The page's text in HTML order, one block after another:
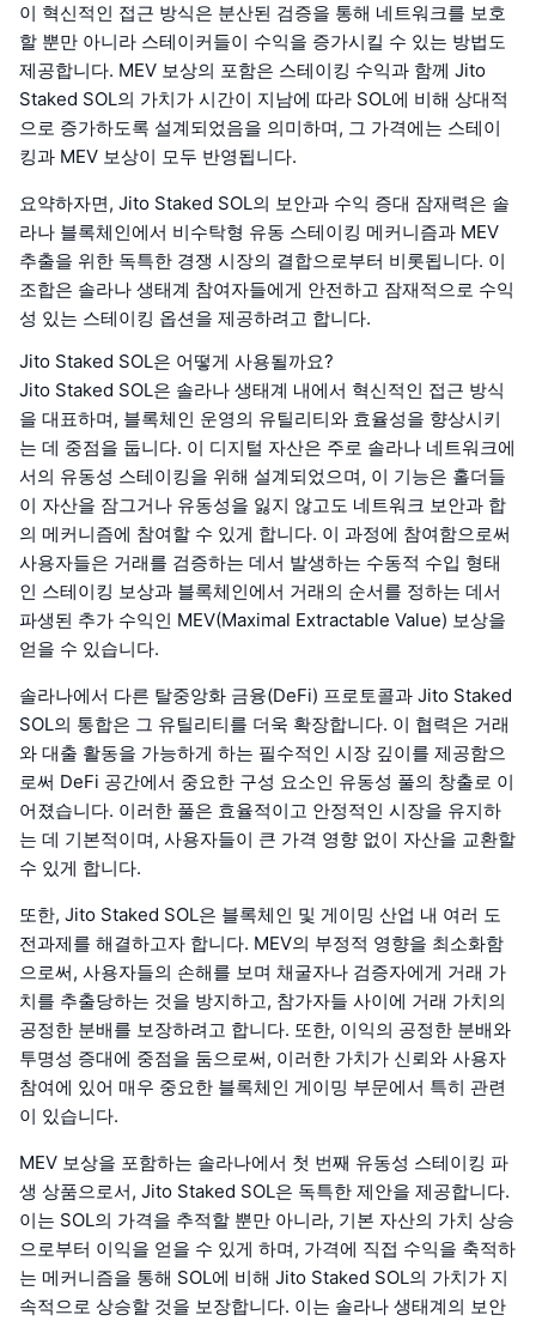
이 혁신적인 접근 방식은 분산된 검증을 통해 네트워크를 보호
할 뿐만 아니라 스테이커들이 수익을 증가시킬 수 있는 방법도
제공합니다. MEV 보상의 포함은 스테이킹 수익과 함께 Jito
Staked SOL의 가치가 시간이 지남에 따라 SOL에 비해 상대적
으로 증가하도록 설계되었음을 의미하며, 그 가격에는 스테이
킹과 MEV 보상이 모두 반영됩니다.
요약하자면, Jito Staked SOL의 보안과 수익 증대 잠재력은 솔
라나 블록체인에서 비수탁형 유동 스테이킹 메커니즘과 MEV
추출을 위한 독특한 경쟁 시장의 결합으로부터 비롯됩니다. 이
조합은 솔라나 생태계 참여자들에게 안전하고 잠재적으로 수익
성 있는 스테이킹 옵션을 제공하려고 합니다.
Jito Staked SOL은 어떻게 사용될까요?
Jito Staked SOL은 솔라나 생태계 내에서 혁신적인 접근 방식
을 대표하며, 블록체인 운영의 유틸리티와 효율성을 향상시키
는 데 중점을 둡니다. 이 디지털 자산은 주로 솔라나 네트워크에
서의 유동성 스테이킹을 위해 설계되었으며, 이 기능은 홀더들
이 자산을 잠그거나 유동성을 잃지 않고도 네트워크 보안과 합
의 메커니즘에 참여할 수 있게 합니다. 이 과정에 참여함으로써
사용자들은 거래를 검증하는 데서 발생하는 수동적 수입 형태
인 스테이킹 보상과 블록체인에서 거래의 순서를 정하는 데서
파생된 추가 수익인 MEV(Maximal Extractable Value) 보상을
얻을 수 있습니다.
솔라나에서 다른 탈중앙화 금융(DeFi) 프로토콜과 Jito Staked
SOL의 통합은 그 유틸리티를 더욱 확장합니다. 이 협력은 거래
와 대출 활동을 가능하게 하는 필수적인 시장 깊이를 제공함으
로써 DeFi 공간에서 중요한 구성 요소인 유동성 풀의 창출로 이
어졌습니다. 이러한 풀은 효율적이고 안정적인 시장을 유지하
는 데 기본적이며, 사용자들이 큰 가격 영향 없이 자산을 교환할
수 있게 합니다.
또한, Jito Staked SOL은 블록체인 및 게이밍 산업 내 여러 도
전과제를 해결하고자 합니다. MEV의 부정적 영향을 최소화함
으로써, 사용자들의 손해를 보며 채굴자나 검증자에게 거래 가
치를 추출당하는 것을 방지하고, 참가자들 사이에 거래 가치의
공정한 분배를 보장하려고 합니다. 또한, 이익의 공정한 분배와
투명성 증대에 중점을 둠으로써, 이러한 가치가 신뢰와 사용자
참여에 있어 매우 중요한 블록체인 게이밍 부문에서 특히 관련
이 있습니다.
MEV 보상을 포함하는 솔라나에서 첫 번째 유동성 스테이킹 파
생 상품으로서, Jito Staked SOL은 독특한 제안을 제공합니다.
이는 SOL의 가격을 추적할 뿐만 아니라, 기본 자산의 가치 상승
으로부터 이익을 얻을 수 있게 하며, 가격에 직접 수익을 축적하
는 메커니즘을 통해 SOL에 비해 Jito Staked SOL의 가치가 지
속적으로 상승할 것을 보장합니다. 이는 솔라나 생태계의 보안